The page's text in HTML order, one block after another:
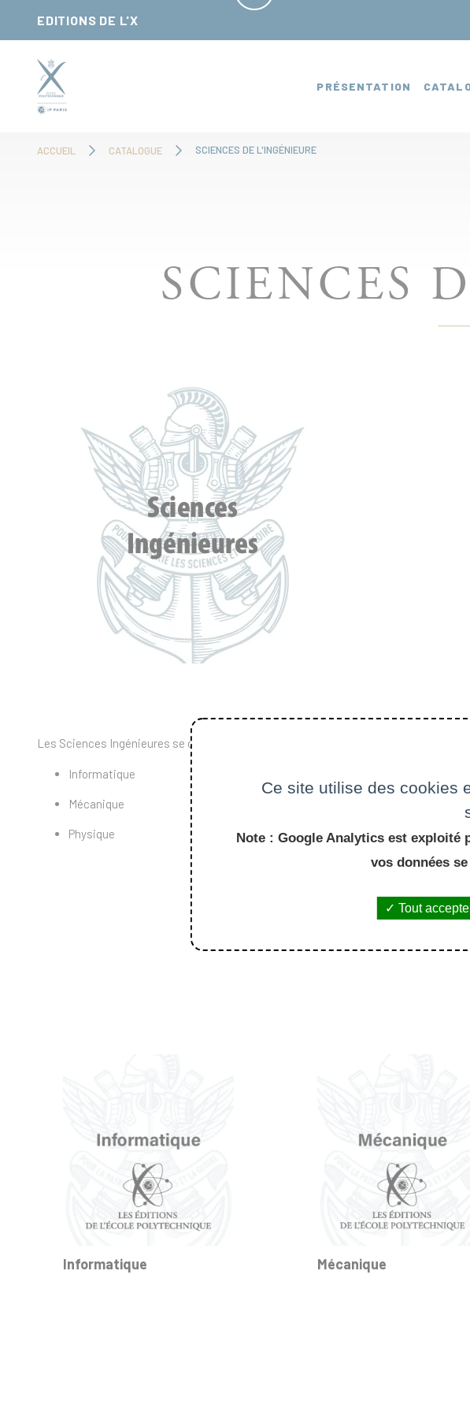
EDITIONS DE L'X
PRÉSENTATION
ACCUEIL CATALOGUE SCIENCES DE L'INGÉNIEURE
SCIENCES
Les Sciences Ingénieures se composent des matières :
Informatique
Mécanique
Physique
Informatique Mécanique
Ce site utilise des cookies
Note : Google Analytics est exploité
vos données
Tout